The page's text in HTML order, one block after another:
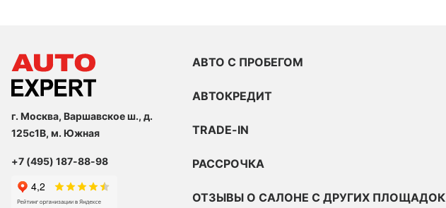
г. Москва, Варшавское ш., д.
125с1В, м. Южная
+7 (495) 187-88-98
АВТО С ПРОБЕГОМ
АВТОКРЕДИТ
TRADE-IN
РАССРОЧКА
ОТЗЫВЫ О САЛОНЕ С ДРУГИХ ПЛОЩАДОК